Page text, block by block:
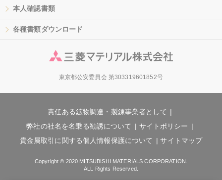
本人確認書類
各種書類ダウンロード
東京都公安委員会 第303319601852号
責任ある鉱物調達・製錬事業者として
弊社の社名を名乗る勧誘について
サイトポリシー
貴金属取引に関する個人情報保護について
サイトマップ
Copyright © 2020 MITSUBISHI MATERIALS CORPORATION.
ALL Rights Reserved.